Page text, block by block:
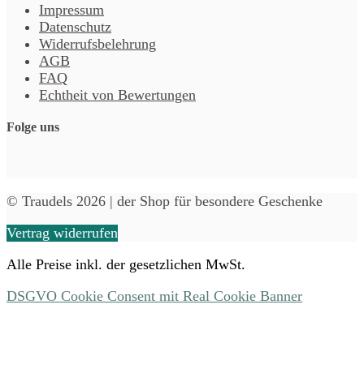
Impressum
Datenschutz
Widerrufsbelehrung
AGB
FAQ
Echtheit von Bewertungen
Folge uns
© Traudels 2026 | der Shop für besondere Geschenke
Vertrag widerrufen
Alle Preise inkl. der gesetzlichen MwSt.
DSGVO Cookie Consent mit Real Cookie Banner